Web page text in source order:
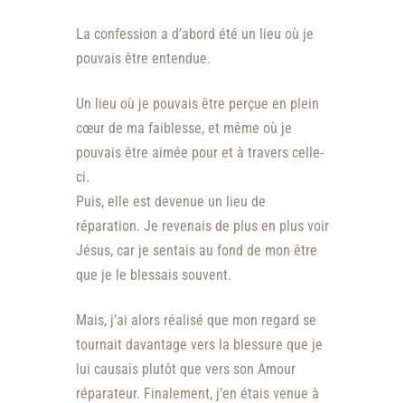
La confession a d’abord été un lieu où je
pouvais être entendue.
Un lieu où je pouvais être perçue en plein
cœur de ma faiblesse, et même où je
pouvais être aimée pour et à travers celle-
ci.
Puis, elle est devenue un lieu de
réparation. Je revenais de plus en plus voir
Jésus, car je sentais au fond de mon être
que je le blessais souvent.
Mais, j’ai alors réalisé que mon regard se
tournait davantage vers la blessure que je
lui causais plutôt que vers son Amour
réparateur. Finalement, j’en étais venue à